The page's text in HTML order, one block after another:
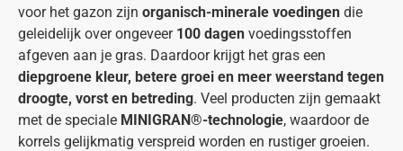
voor het gazon zijn organisch-minerale voedingen die
geleidelijk over ongeveer 100 dagen voedingsstoffen
afgeven aan je gras. Daardoor krijgt het gras een
diepgroene kleur, betere groei en meer weerstand tegen
droogte, vorst en betreding. Veel producten zijn gemaakt
met de speciale MINIGRAN®-technologie, waardoor de
korrels gelijkmatig verspreid worden en rustiger groeien.